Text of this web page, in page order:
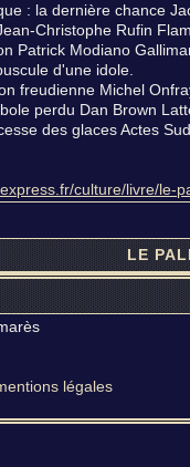
: la dernière chance
Christophe Rufin
Patrick Modiano
d'une idole.
freudienne Michel
perdu Dan Brown
des glaces Actes
culture/livre/le-
LE
légales